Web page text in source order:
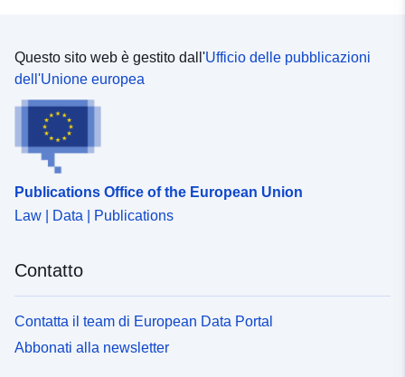
Questo sito web è gestito dall'Ufficio delle pubblicazioni
dell'Unione europea
Publications Office of the European Union
Law | Data | Publications
Contatto
Contatta il team di European Data Portal
Abbonati alla newsletter